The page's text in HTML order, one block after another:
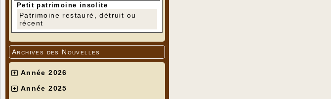
Petit patrimoine insolite
Patrimoine restauré, détruit ou
récent
Archives des Nouvelles
Année 2026
Année 2025